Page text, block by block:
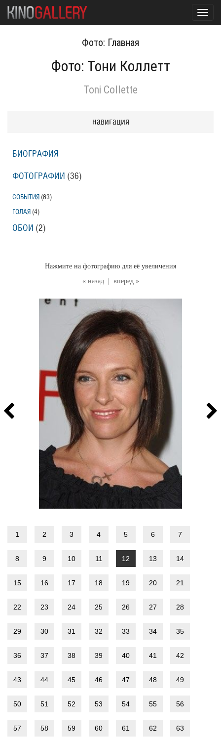
Фото: Главная
Фото: Тони Коллетт
Toni Collette
« назад вперед »
Нажмите на фотографию для её увеличения
1 2 3 4 5 6 7
8 9 10 11 12 13 14
15 16 17 18 19 20 21
22 23 24 25 26 27 28
29 30 31 32 33 34 35
36 37 38 39 40 41 42
43 44 45 46 47 48 49
50 51 52 53 54 55 56
57 58 59 60 61 62 63
навигация
БИОГРАФИЯ
ФОТОГРАФИИ (36)
СОБЫТИЯ (83)
ГОЛАЯ (4)
ОБОИ (2)